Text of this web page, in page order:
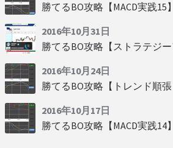
2016年10月31日
2016年10月24日
2016年10月17日